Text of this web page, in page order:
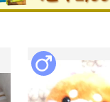
リです。